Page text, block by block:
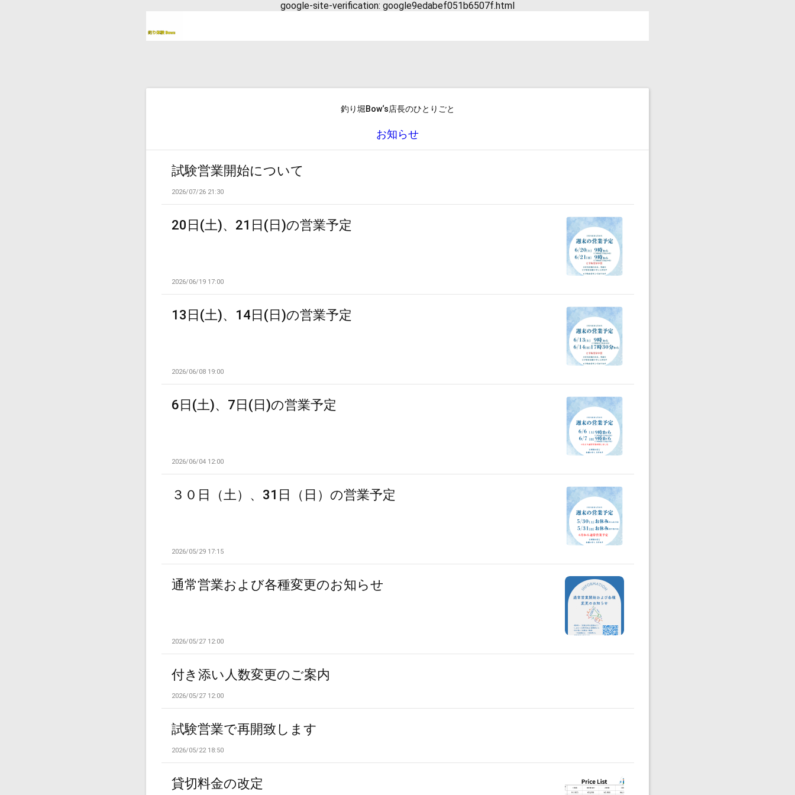
google-site-verification: google9edabef051b6507f.html
釣り堀Bow‘s店長のひとりごと
お知らせ
試験営業開始について
2026/07/26 21:30
20日(土)、21日(日)の営業予定
2026/06/19 17:00
13日(土)、14日(日)の営業予定
2026/06/08 19:00
6日(土)、7日(日)の営業予定
2026/06/04 12:00
３０日（土）、31日（日）の営業予定
2026/05/29 17:15
通常営業および各種変更のお知らせ
2026/05/27 12:00
付き添い人数変更のご案内
2026/05/27 12:00
試験営業で再開致します
2026/05/22 18:50
貸切料金の改定